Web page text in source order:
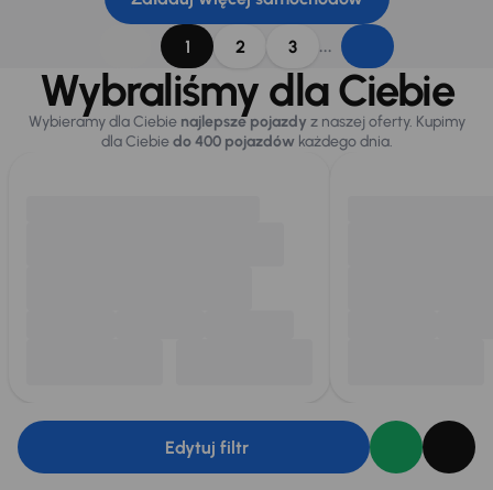
1 2 3 ...
Wybraliśmy dla Ciebie
Wybieramy dla Ciebie najlepsze pojazdy z naszej oferty. Kupimy
dla Ciebiedo 400 pojazdówkażdego dnia.
Edytuj filtr